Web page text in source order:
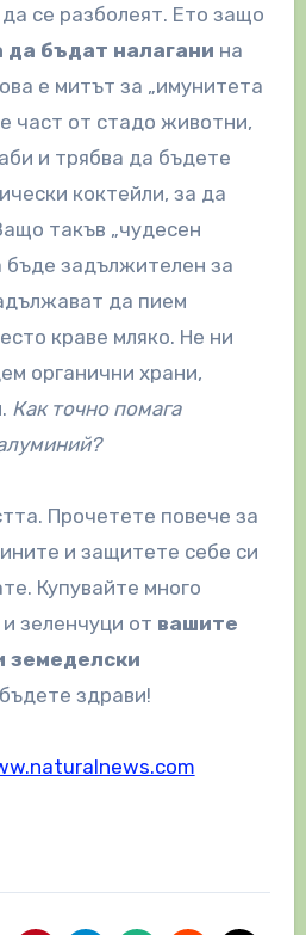
се разболеят. Ето защо
да бъдат налагани на
е митът за „имунитета
част от стадо животни,
и трябва да бъдете
коктейли, за да
такъв „чудесен
бъде задължителен за
да пием
краве мляко. Не ни
органични храни,
Как точно помага
Прочетете повече за
и защитете себе си
Купувайте много
зеленчуци от вашите
земеделски
здрави!